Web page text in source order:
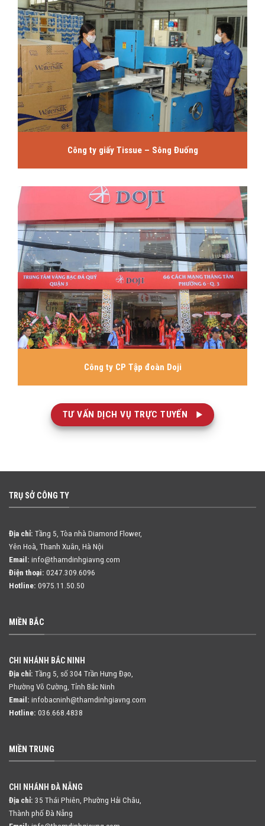
Công ty giấy Tissue – Sông Đuống
Công ty CP Tập đoàn Doji
TƯ VẤN DỊCH VỤ TRỰC TUYẾN
TRỤ SỞ CÔNG TY
Địa chỉ: Tầng 5, Tòa nhà Diamond Flower,
Yên Hoà, Thanh Xuân, Hà Nội
Email: info@thamdinhgiavng.com
Điện thoại: 0247.309.6096
Hotline: 0975.11.50.50
MIỀN BẮC
CHI NHÁNH BẮC NINH
Địa chỉ: Tầng 5, số 304 Trần Hưng Đạo,
Phường Võ Cường, Tỉnh Bắc Ninh
Email: infobacninh@thamdinhgiavng.com
Hotline: 036.668.4838
MIỀN TRUNG
CHI NHÁNH ĐÀ NẴNG
Địa chỉ: 35 Thái Phiên, Phường Hải Châu,
Thành phố Đà Nẵng